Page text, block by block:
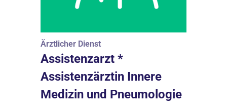
Ärztlicher Dienst
Assistenzarzt *
Assistenzärztin Innere
Medizin und Pneumologie